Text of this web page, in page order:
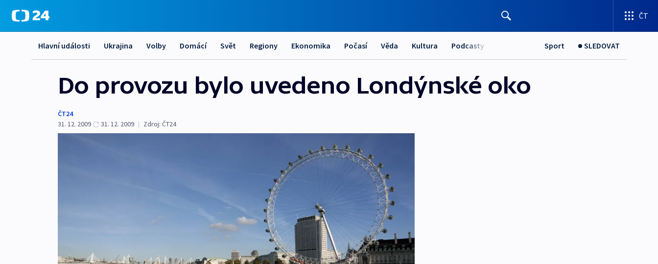
ČT
Hlavní události Ukrajina Volby Domácí Svět Regiony Ekonomika Počasí Věda Kultura Podcasty Sport SLEDOVAT
Do provozu bylo uvedeno Londýnské oko
ČT24
31. 12. 2009
31. 12. 2009 | Zdroj: ČT24